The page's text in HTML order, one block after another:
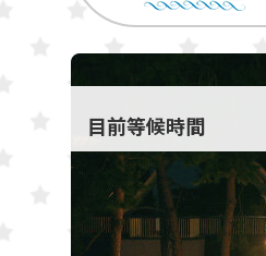
目前等候時間